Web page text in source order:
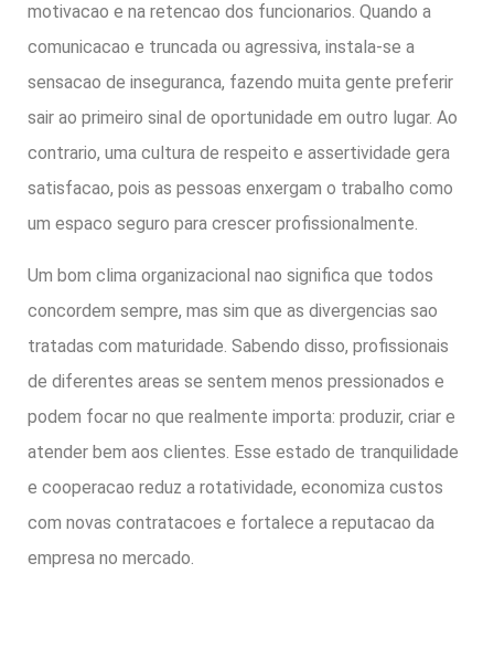
motivacao e na retencao dos funcionarios. Quando a
comunicacao e truncada ou agressiva, instala-se a
sensacao de inseguranca, fazendo muita gente preferir
sair ao primeiro sinal de oportunidade em outro lugar. Ao
contrario, uma cultura de respeito e assertividade gera
satisfacao, pois as pessoas enxergam o trabalho como
um espaco seguro para crescer profissionalmente.
Um bom clima organizacional nao significa que todos
concordem sempre, mas sim que as divergencias sao
tratadas com maturidade. Sabendo disso, profissionais
de diferentes areas se sentem menos pressionados e
podem focar no que realmente importa: produzir, criar e
atender bem aos clientes. Esse estado de tranquilidade
e cooperacao reduz a rotatividade, economiza custos
com novas contratacoes e fortalece a reputacao da
empresa no mercado.